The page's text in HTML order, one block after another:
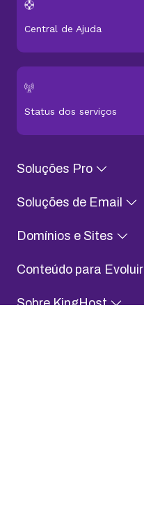
Central de Ajuda
Status dos serviços
Soluções Pro
Soluções de Email
Domínios e Sites
Conteúdo para Evoluir
Sobre KingHost